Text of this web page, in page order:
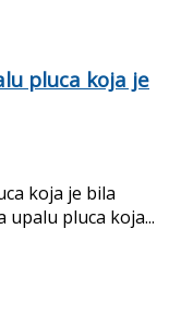
pluca koja je
koja je bila
upalu pluca koja...